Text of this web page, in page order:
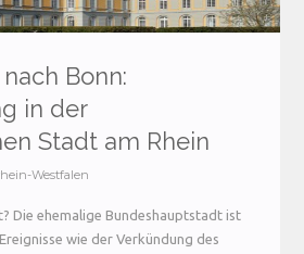
Bonn:
in der
Stadt am Rhein
Westfalen
Die ehemalige Bundeshauptstadt ist
wie der Verkündung des